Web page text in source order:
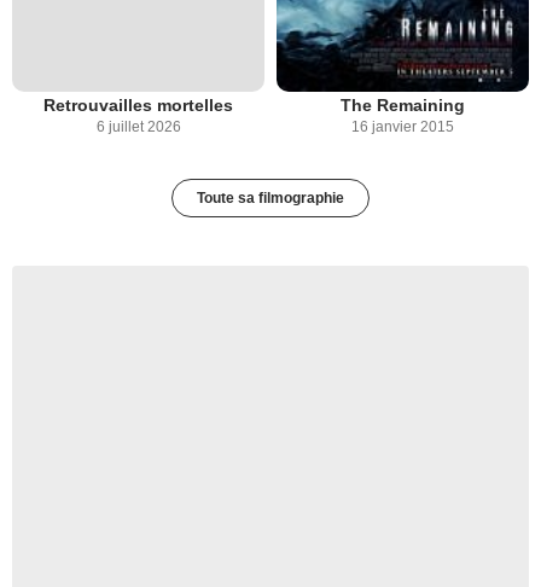
Retrouvailles mortelles
6 juillet 2026
The Remaining
16 janvier 2015
Toute sa filmographie